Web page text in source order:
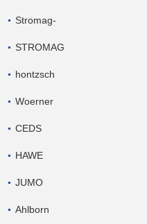
Stromag-
STROMAG
hontzsch
Woerner
CEDS
HAWE
JUMO
Ahlborn